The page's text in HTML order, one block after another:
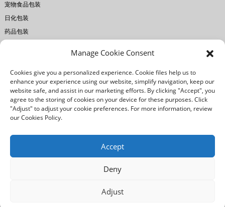
宠物食品包装
日化包装
药品包装
公司简介
工厂设备
印刷技术
质量控制
© 版权所有：佛山市瑞宏实业贸易有限公司。保留所有权
Manage Cookie Consent
Cookies give you a personalized experience. Cookie files help us to
enhance your experience using our website, simplify navigation, keep our
website safe, and assist in our marketing efforts. By clicking "Accept", you
agree to the storing of cookies on your device for these purposes. Click
"Adjust" to adjust your cookie preferences. For more information, review
our Cookies Policy.
Accept
Deny
Adjust